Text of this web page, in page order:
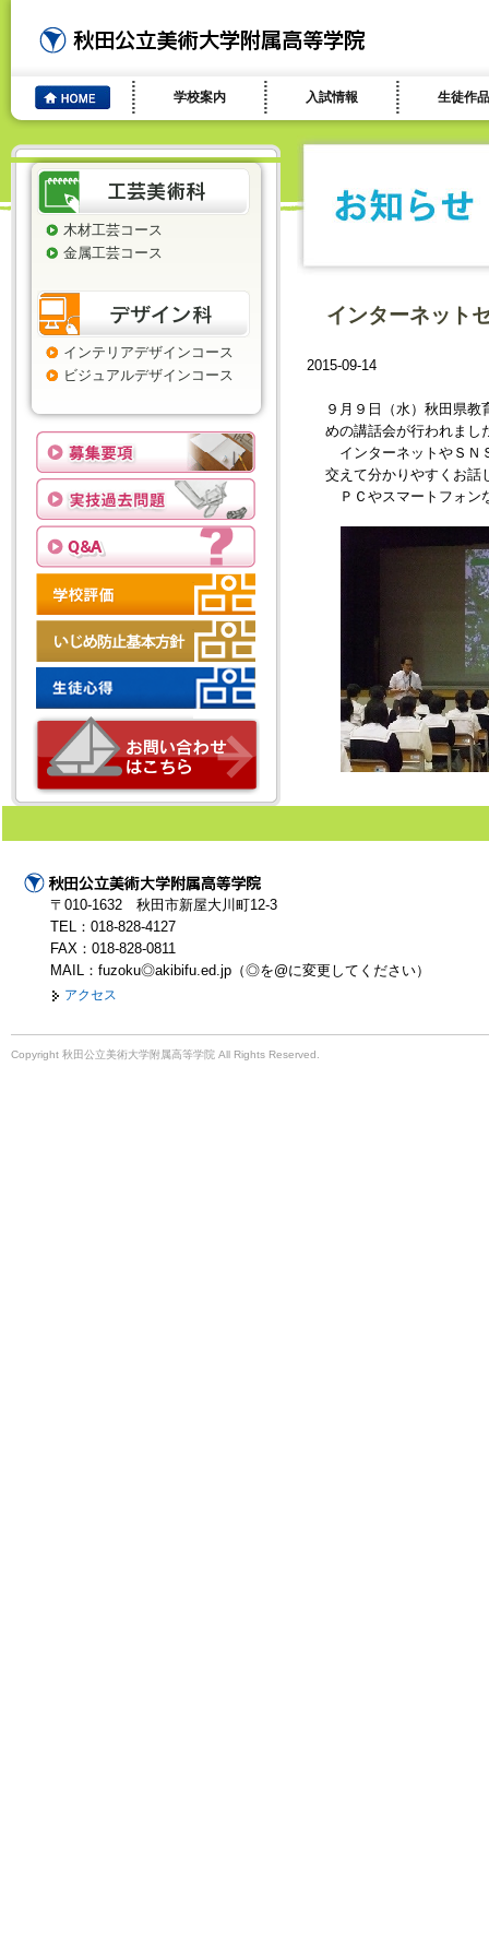
学校案内 入試情報 生徒作品
木材工芸コース
金属工芸コース
インテリアデザインコース
ビジュアルデザインコース
インターネット
2015-09-14
９月９日（水）秋田県
めの講話会が行われまし
インターネットやＳＮ
交えて分かりやすくお話
ＰＣやスマートフォン
〒010-1632 秋田市新屋大川町12-3
TEL：018-828-4127
FAX：018-828-0811
MAIL：fuzoku◎akibifu.ed.jp（◎を@に変更してください）
アクセス
Copyright 秋田公立美術大学附属高等学院 All Rights Reserved.